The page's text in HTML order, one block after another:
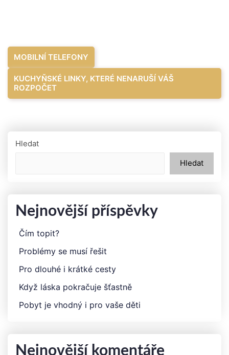
Navigace
pro
příspěvek
MOBILNÍ TELEFONY
KUCHYŇSKÉ LINKY, KTERÉ NENARUŠÍ VÁŠ
ROZPOČET
Hledat
Hledat
Nejnovější příspěvky
Čím topit?
Problémy se musí řešit
Pro dlouhé i krátké cesty
Když láska pokračuje šťastně
Pobyt je vhodný i pro vaše děti
Nejnovější komentáře